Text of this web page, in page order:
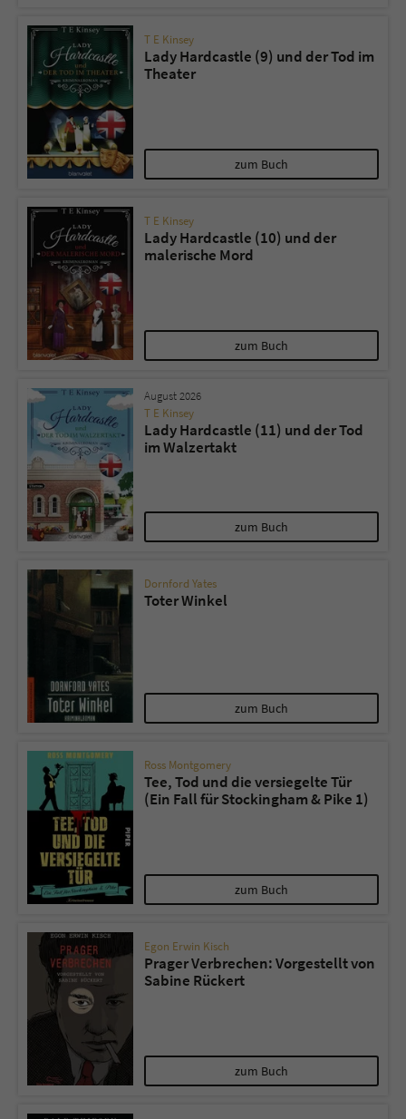
T E Kinsey
Lady Hardcastle (9) und der Tod im
Theater
zum Buch
T E Kinsey
Lady Hardcastle (10) und der
malerische Mord
zum Buch
August 2026
T E Kinsey
Lady Hardcastle (11) und der Tod
im Walzertakt
zum Buch
Dornford Yates
Toter Winkel
zum Buch
Ross Montgomery
Tee, Tod und die versiegelte Tür
(Ein Fall für Stockingham & Pike 1)
zum Buch
Egon Erwin Kisch
Prager Verbrechen: Vorgestellt von
Sabine Rückert
zum Buch